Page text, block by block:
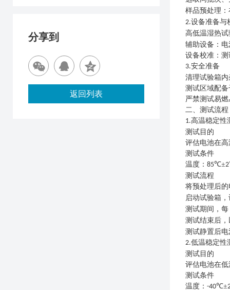
样品预处理
2.设备准备与
高低温湿热
辅助设备：
设备校准：
3.安全准备
清理试验箱
测试区域配
严禁测试易
二、测试流程
1.高温稳定性
测试目的
评估电池在
测试条件
温度： 85℃±2
测试流程
将预处理后
启动试验箱
测试期间，每
测试结束后，
测试静置后
2.低温稳定性
测试目的
评估电池在
测试条件
温度： -40℃±
分享到
返回列表